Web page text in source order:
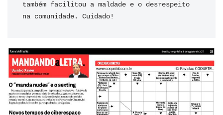
também facilitou a maldade e o desrespeito